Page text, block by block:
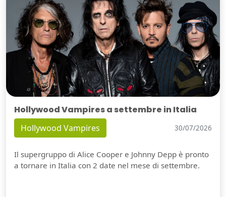
Hollywood Vampires a settembre in Italia
Hollywood Vampires 30/07/2026
Il supergruppo di Alice Cooper e Johnny Depp è pronto
a tornare in Italia con 2 date nel mese di settembre.